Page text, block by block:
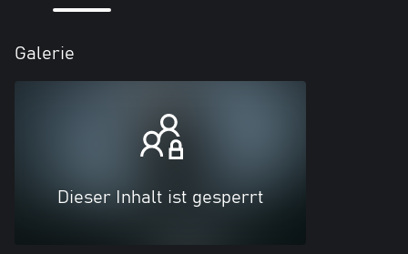
Galerie
Dieser Inhalt ist gesperrt